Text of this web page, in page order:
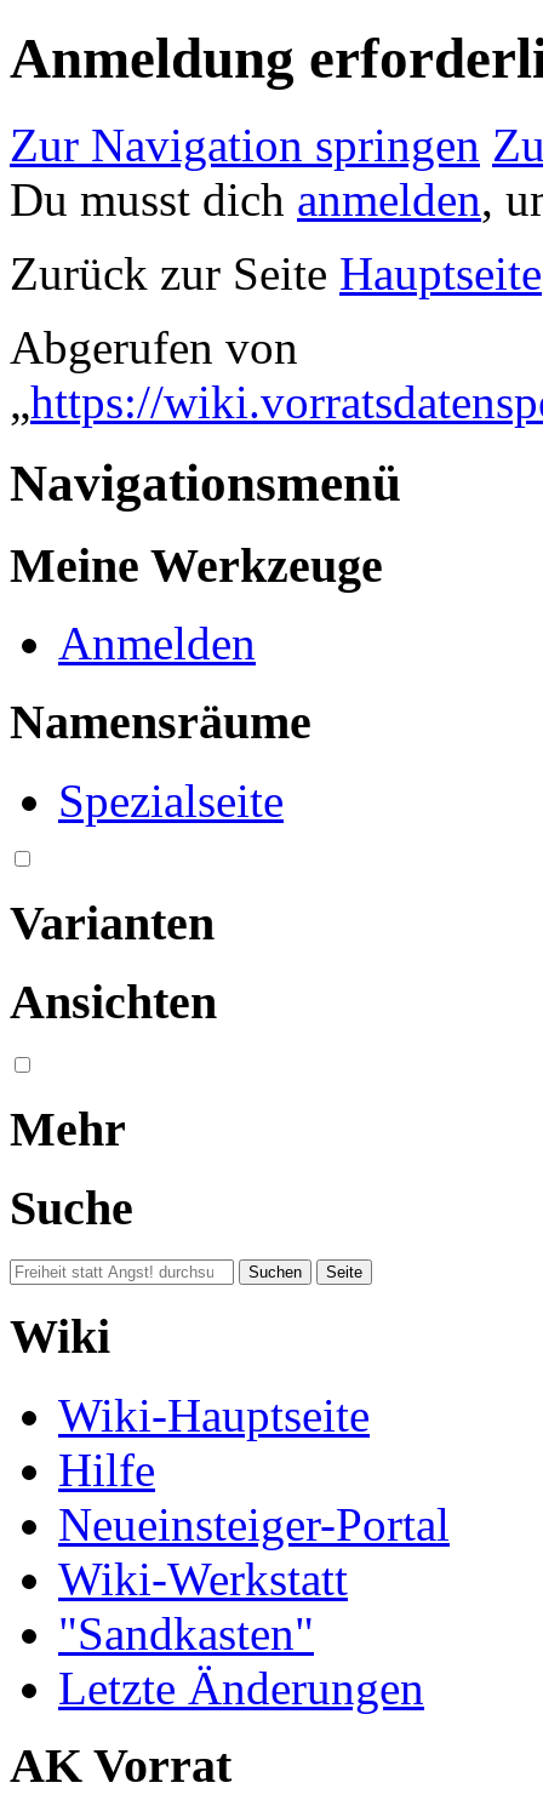
Anmeldung
Zur Navigation springen
Du musst dich anmelden,
Zurück zur Seite Hauptseite
Abgerufen von
„https://
Navigationsmenü
Meine Werkzeuge
Anmelden
Namensräume
Spezialseite
Varianten
Ansichten
Mehr
Suche
Wiki
Wiki-Hauptseite
Hilfe
Neueinsteiger-Portal
Wiki-Werkstatt
"Sandkasten"
Letzte Änderungen
AK Vorrat